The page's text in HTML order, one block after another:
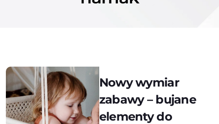
Nowy wymiar
zabawy – bujane
elementy do